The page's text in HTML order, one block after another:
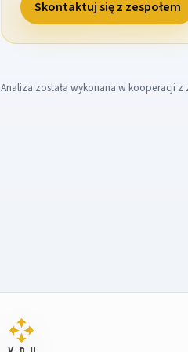
Skontaktuj się z zespołem
Analiza została wykonana w kooperacji z